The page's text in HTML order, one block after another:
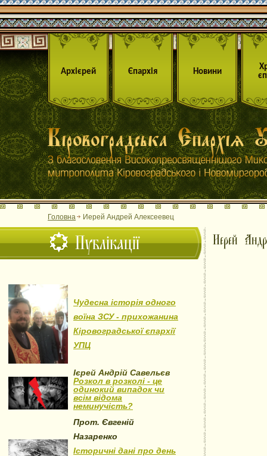
Архієрей Єпархія Новини
Головна Иерей Андрей Алексеевец
Публікації
Чудесна історія одного
воїна ЗСУ - прихожанина
Кіровоградської єпархії
УПЦ
Ієрей Андрій Савельєв
Розкол в розколі - це
одинокий випадок чи
всім відома
неминучість?
Прот. Євгеній
Назаренко
Історичні дані про день
Иерей